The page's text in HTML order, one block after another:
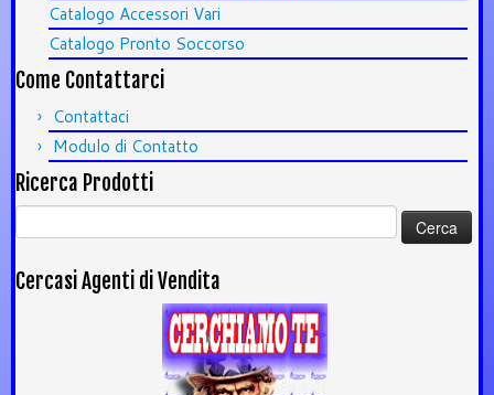
Catalogo Accessori Vari
Catalogo Pronto Soccorso
Come Contattarci
Contattaci
Modulo di Contatto
Ricerca Prodotti
Ricerca
per:
Cercasi Agenti di Vendita